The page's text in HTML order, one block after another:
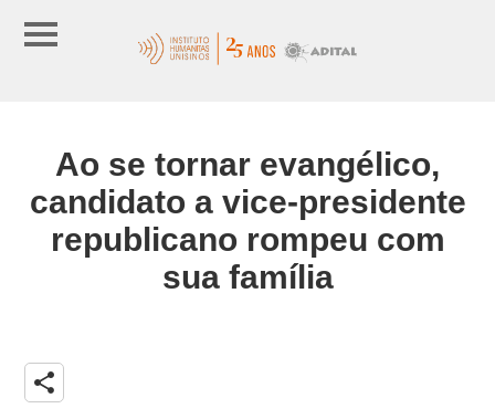
Ao se tornar evangélico,
candidato a vice-presidente
republicano rompeu com
sua família
share